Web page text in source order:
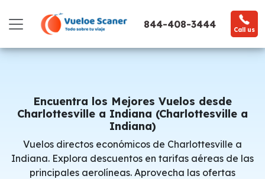
844-408-3444 Call us
Encuentra los Mejores Vuelos desde
Charlottesville a Indiana (Charlottesville a
Indiana)
Vuelos directos económicos de Charlottesville a
Indiana. Explora descuentos en tarifas aéreas de las
principales aerolíneas. Aprovecha las ofertas